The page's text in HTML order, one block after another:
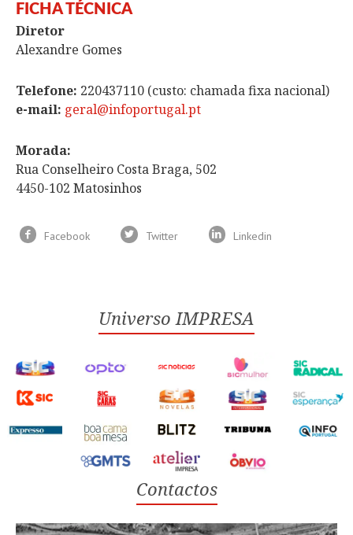
FICHA TÉCNICA
Diretor
Alexandre Gomes
Telefone: 220437110 (custo: chamada fixa nacional)
e-mail: geral@infoportugal.pt
Morada:
Rua Conselheiro Costa Braga, 502
4450-102 Matosinhos
Facebook Twitter Linkedin
Universo IMPRESA
Contactos